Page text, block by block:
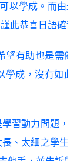
以學成。而由
此恭喜日語確
望有助也是需
學成，沒有如
習動力問題，
、太細之學生